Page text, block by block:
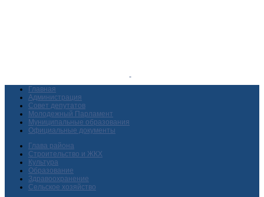
Главная
Администрация
Совет депутатов
Молодежный Парламент
Муниципальные образования
Официальные документы
Глава района
Строительство и ЖКХ
Культура
Образование
Здравоохранение
Сельское хозяйство